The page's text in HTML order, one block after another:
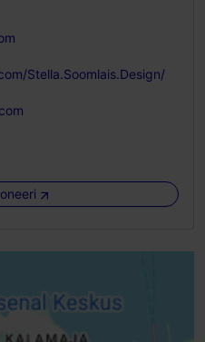
Stella.Soomlais.Design/